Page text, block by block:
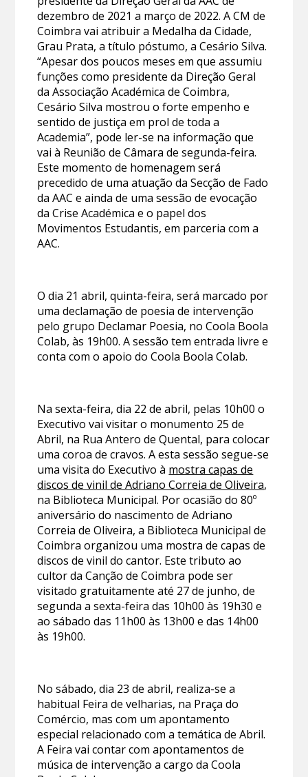
dezembro de 2021 a março de 2022. A CM de
Coimbra vai atribuir a Medalha da Cidade,
Grau Prata, a título póstumo, a Cesário Silva.
“Apesar dos poucos meses em que assumiu
funções como presidente da Direção Geral
da Associação Académica de Coimbra,
Cesário Silva mostrou o forte empenho e
sentido de justiça em prol de toda a
Academia”, pode ler-se na informação que
vai à Reunião de Câmara de segunda-feira.
Este momento de homenagem será
precedido de uma atuação da Secção de Fado
da AAC e ainda de uma sessão de evocação
da Crise Académica e o papel dos
Movimentos Estudantis, em parceria com a
AAC.
O dia 21 abril, quinta-feira, será marcado por
uma declamação de poesia de intervenção
pelo grupo Declamar Poesia, no Coola Boola
Colab, às 19h00. A sessão tem entrada livre e
conta com o apoio do Coola Boola Colab.
Na sexta-feira, dia 22 de abril, pelas 10h00 o
Executivo vai visitar o monumento 25 de
Abril, na Rua Antero de Quental, para colocar
uma coroa de cravos. A esta sessão segue-se
uma visita do Executivo à mostra capas de
discos de vinil de Adriano Correia de Oliveira,
na Biblioteca Municipal. Por ocasião do 80º
aniversário do nascimento de Adriano
Correia de Oliveira, a Biblioteca Municipal de
Coimbra organizou uma mostra de capas de
discos de vinil do cantor. Este tributo ao
cultor da Canção de Coimbra pode ser
visitado gratuitamente até 27 de junho, de
segunda a sexta-feira das 10h00 às 19h30 e
ao sábado das 11h00 às 13h00 e das 14h00
às 19h00.
No sábado, dia 23 de abril, realiza-se a
habitual Feira de velharias, na Praça do
Comércio, mas com um apontamento
especial relacionado com a temática de Abril.
A Feira vai contar com apontamentos de
música de intervenção a cargo da Coola